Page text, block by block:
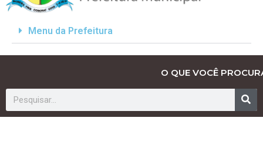
Menu da Prefeitura
O QUE VOCÊ